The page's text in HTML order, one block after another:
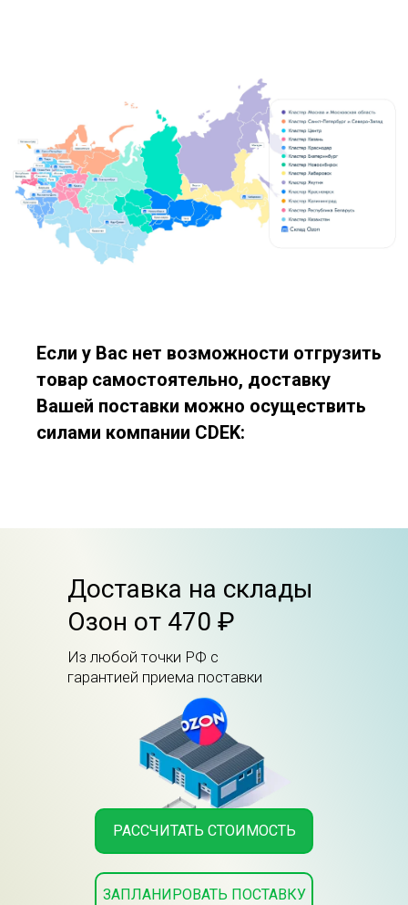
Если у Вас нет возможности отгрузить
товар самостоятельно, доставку
Вашей поставки можно осуществить
силами компании CDEK:
Доставка на склады
Озон от 470 ₽
РАССЧИТАТЬ СТОИМОСТЬ
Из любой точки РФ с
гарантией приема поставки
ЗАПЛАНИРОВАТЬ ПОСТАВКУ